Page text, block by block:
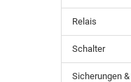
Relais
Schalter
Sicherungen